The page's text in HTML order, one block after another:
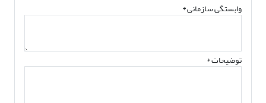
وابستگی سازمانی *
توضیحات *